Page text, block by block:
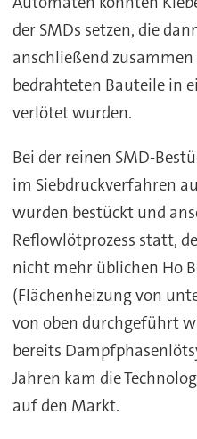
der SMDs setzen, die
anschließend
bedrahteten Bauteile in
verlötet wurden.
Bei der reinen SMD-
im Siebdruckverfahren
wurden bestückt und
Reflowlötprozess statt,
nicht mehr üblichen Ho
(Flächenheizung von
von oben durchgeführt
bereits
Jahren kam die
auf den Markt.